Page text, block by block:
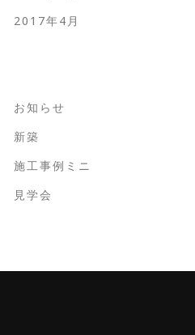
2017年4月
お知らせ
新築
施工事例ミニ
見学会